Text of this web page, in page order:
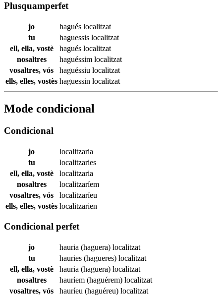
Plusquamperfet
jo hagués localitzat
tu
haguessis localitzat
ell, ella, vostè
hagués localitzat
nosaltres
haguéssim localitzat
vosaltres, vós
haguéssiu localitzat
ells, elles, vostès haguessin localitzat
Mode condicional
Condicional
jo
localitzaria
tu
localitzaries
ell, ella, vostè
localitzaria
nosaltres
localitzaríem
vosaltres, vós
localitzaríeu
ells, elles, vostès localitzarien
Condicional perfet
jo hauria (haguera) localitzat
tu
hauries (hagueres) localitzat
ell, ella, vostè
hauria (haguera) localitzat
nosaltres
hauríem (haguérem) localitzat
vosaltres, vós
hauríeu (haguéreu) localitzat